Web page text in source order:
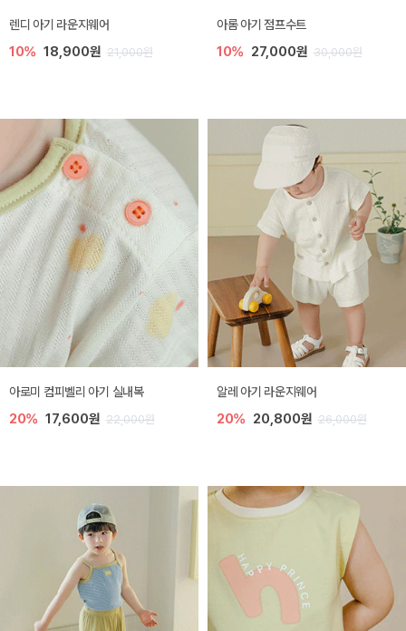
렌디 아기 라운지웨어
10% 18,900원 21,000원
아롬 아기 점프수트
10% 27,000원 30,000원
아로미 컴피벨리 아기 실내복
20% 17,600원 22,000원
알레 아기 라운지웨어
20% 20,800원 26,000원